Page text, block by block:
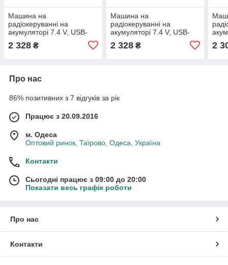
Машина на
радіокеруванні на
акумуляторі 7.4 V, USB-
протиударний корпус,
2 328 ₴
Машина на
радіокеруванні на
акумуляторі 7.4 V, USB-
протиударний корпус,
2 328₴ 2
Про нас
86% позитивних з 7 відгуків за рік
Працює з 20.09.2016
м. Одеса
Оптовий ринок, Таїрово, Одеса, Україна
Контакти
Сьогодні працює з 09:00 до 20:00
Показати весь графік роботи
Про нас
Контакти